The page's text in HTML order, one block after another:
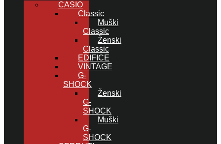
CASIO
Classic
Muški
Classic
Ženski
Classic
EDIFICE
VINTAGE
G-
SHOCK
Ženski
G-
SHOCK
Muški
G-
SHOCK